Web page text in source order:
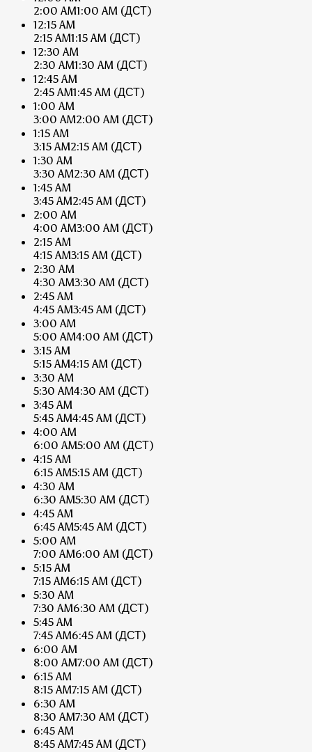
2:00 AM1:00 AM (ДСТ)
12:15 AM
2:15 AM1:15 AM (ДСТ)
12:30 AM
2:30 AM1:30 AM (ДСТ)
12:45 AM
2:45 AM1:45 AM (ДСТ)
1:00 AM
3:00 AM2:00 AM (ДСТ)
1:15 AM
3:15 AM2:15 AM (ДСТ)
1:30 AM
3:30 AM2:30 AM (ДСТ)
1:45 AM
3:45 AM2:45 AM (ДСТ)
2:00 AM
4:00 AM3:00 AM (ДСТ)
2:15 AM
4:15 AM3:15 AM (ДСТ)
2:30 AM
4:30 AM3:30 AM (ДСТ)
2:45 AM
4:45 AM3:45 AM (ДСТ)
3:00 AM
5:00 AM4:00 AM (ДСТ)
3:15 AM
5:15 AM4:15 AM (ДСТ)
3:30 AM
5:30 AM4:30 AM (ДСТ)
3:45 AM
5:45 AM4:45 AM (ДСТ)
4:00 AM
6:00 AM5:00 AM (ДСТ)
4:15 AM
6:15 AM5:15 AM (ДСТ)
4:30 AM
6:30 AM5:30 AM (ДСТ)
4:45 AM
6:45 AM5:45 AM (ДСТ)
5:00 AM
7:00 AM6:00 AM (ДСТ)
5:15 AM
7:15 AM6:15 AM (ДСТ)
5:30 AM
7:30 AM6:30 AM (ДСТ)
5:45 AM
7:45 AM6:45 AM (ДСТ)
6:00 AM
8:00 AM7:00 AM (ДСТ)
6:15 AM
8:15 AM7:15 AM (ДСТ)
6:30 AM
8:30 AM7:30 AM (ДСТ)
6:45 AM
8:45 AM7:45 AM (ДСТ)